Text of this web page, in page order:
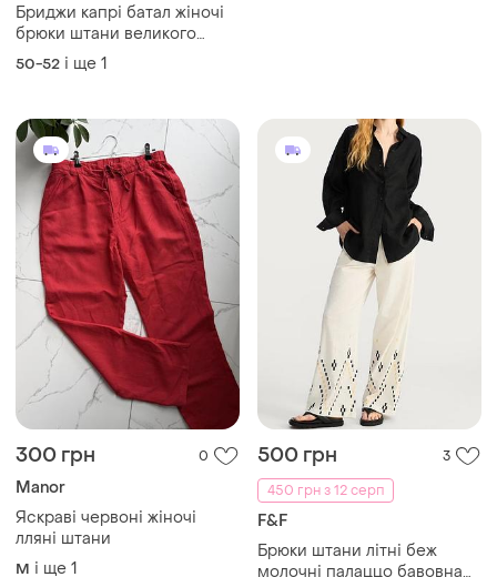
Бриджи капрі батал жіночі
брюки штани великого
розміру большого размера
50-52 і ще 1
300 грн 0
Manor
Яскраві червоні жіночі
лляні штани
M і ще 1
500 грн
3
450 грн з 12 серп
F&F
Брюки штани літні беж
молочні палаццо бавовна